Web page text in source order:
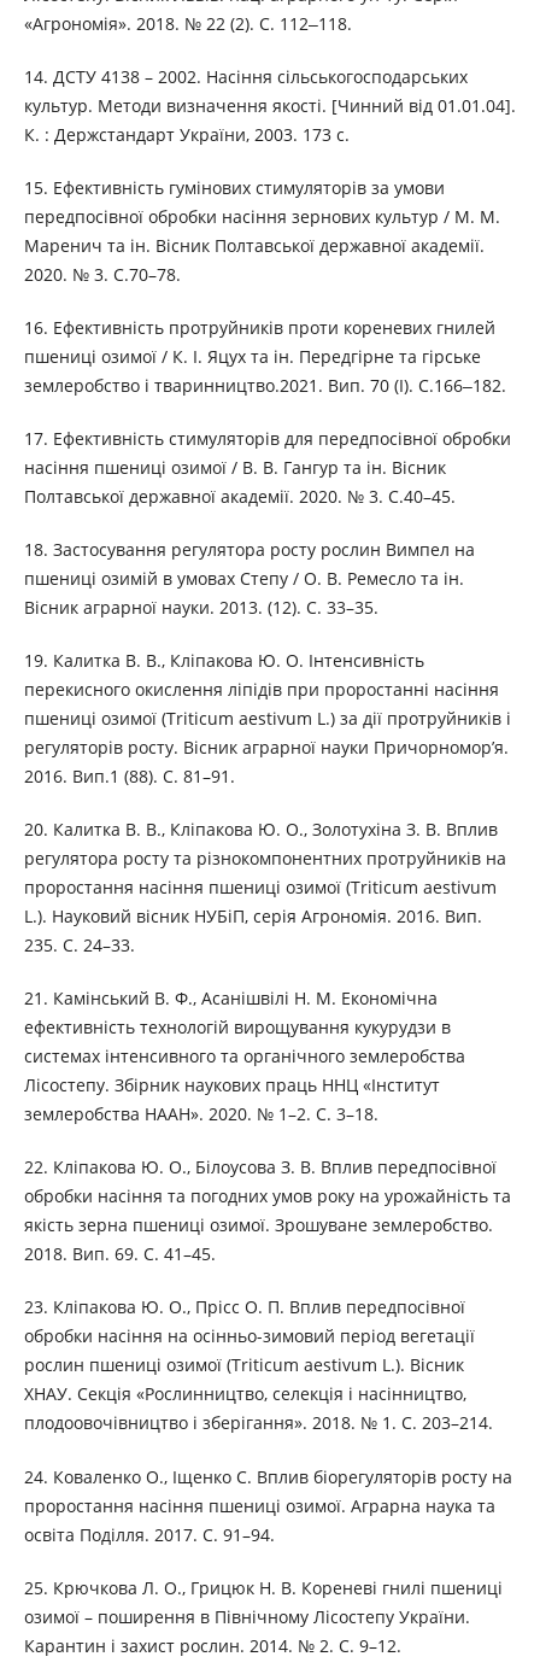
«Агрономія». 2018. № 22 (2). С. 112‒118.
14. ДСТУ 4138 – 2002. Насіння сільськогосподарських
культур. Методи визначення якості. [Чинний від 01.01.04].
К. : Держстандарт України, 2003. 173 с.
15. Ефективність гумінових стимуляторів за умови
передпосівної обробки насіння зернових культур / М. М.
Маренич та ін. Вісник Полтавської державної академії.
2020. № 3. С.70–78.
16. Ефективність протруйників проти кореневих гнилей
пшениці озимої / К. І. Яцух та ін. Передгірне та гірське
землеробство і тваринництво.2021. Вип. 70 (І). С.166‒182.
17. Ефективність стимуляторів для передпосівної обробки
насіння пшениці озимої / В. В. Гангур та ін. Вісник
Полтавської державної академії. 2020. № 3. С.40–45.
18. Застосування регулятора росту рослин Вимпел на
пшениці озимій в умовах Cтепу / О. В. Ремесло та ін.
Вісник аграрної науки. 2013. (12). С. 33–35.
19. Калитка В. В., Кліпакова Ю. О. Інтенсивність
перекисного окислення ліпідів при проростанні насіння
пшениці озимої (Triticum aestivum L.) за дії протруйників і
регуляторів росту. Вісник аграрної науки Причорномор’я.
2016. Вип.1 (88). С. 81–91.
20. Калитка В. В., Кліпакова Ю. О., Золотухіна З. В. Вплив
регулятора росту та різнокомпонентних протруйників на
проростання насіння пшениці озимої (Triticum aestivum
L.). Науковий вісник НУБіП, серія Агрономія. 2016. Вип.
235. С. 24–33.
21. Камінський В. Ф., Асанішвілі Н. М. Економічна
ефективність технологій вирощування кукурудзи в
системах інтенсивного та органічного землеробства
Лісостепу. Збірник наукових праць ННЦ «Інститут
землеробства НААН». 2020. № 1–2. С. 3–18.
22. Кліпакова Ю. О., Білоусова З. В. Вплив передпосівної
обробки насіння та погодних умов року на урожайність та
якість зерна пшениці озимої. Зрошуване землеробство.
2018. Вип. 69. С. 41–45.
23. Кліпакова Ю. О., Прісс О. П. Вплив передпосівної
обробки насіння на осінньо-зимовий період вегетації
рослин пшениці озимої (Triticum aestivum L.). Вісник
ХНАУ. Секція «Рослинництво, селекція і насінництво,
плодоовочівництво і зберігання». 2018. № 1. С. 203–214.
24. Коваленко О., Іщенко С. Вплив біорегуляторів росту на
проростання насіння пшениці озимої. Аграрна наука та
освіта Поділля. 2017. С. 91–94.
25. Крючкова Л. О., Грицюк Н. В. Кореневі гнилі пшениці
озимої – поширення в Північному Лісостепу України.
Карантин і захист рослин. 2014. № 2. С. 9–12.